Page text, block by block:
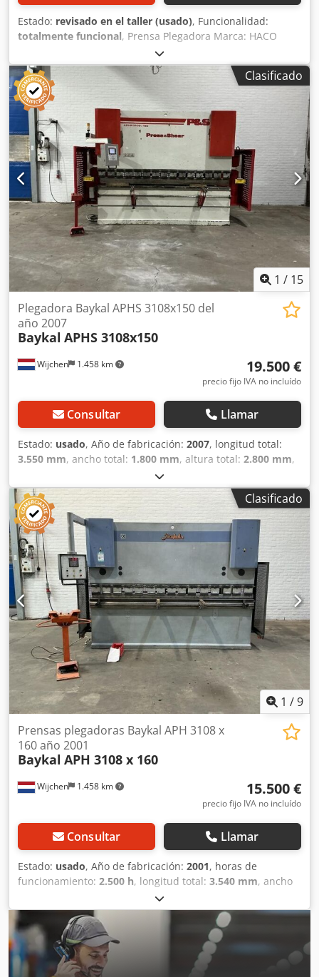
Estado: revisado en el taller (usado), Funcionalidad:
totalmente funcional, Prensa Plegadora Marca: HACO
Capacidad: 3000 x 135T Distancia entre montantes: 2600
mm Profundidad de garganta: 250 mm Dedpfx Akeyapdqe
Dewa Carrera del carro: 120 mm Apertura: 325 mm
Velocidad de descenso: 10 mm/s Velocidad de trabajo: 10
mm/s Velocidad de retorno: 60 mm/s Altura de la mesa:
915 mm Potencia del grupo hidráulico: 10 CV Sin foso Con
utillaje AMADA PROMECAM Tope trasero con visualización
Peso: 8T Equipada con utillaje nuevo
Clasificado
1 / 15
Wijchen 1.458 km
Plegadora Baykal APHS 3108x150 del
año 2007
Baykal APHS 3108x150
19.500 €
precio fijo IVA no incluído
Consultar Llamar
Estado: usado, Año de fabricación: 2007, longitud total:
3.550 mm, ancho total: 1.800 mm, altura total: 2.800 mm,
Color: Gris Peso: 10.000 kg - Año de fabricación: 2007 -
Documentación disponible: Sí - Marcado CE presente: Sí -
Certificado CE presente: Sí - Número de serie: 11520 -
Control: CNC - Marca del sistema de control: Baykal - Tipo
de sistema de control: EC4-CNC - Potencia [kW]: 11,0 -
Número de ejes [ud.]: 3: Y1+Y2+X - Fuerza de prensado
[ton]: 150 - Máx. Ancho de trabajo [mm]: 3100 - Distancia
entre montantes [mm]: 2550 - Máx. carrera [mm]: 260 -
Sistema de bombeo: controlado por CNC - Soporte del
punzón: cambio rápido - Tipo de portaherramientas: estilo
europeo - Dimensiones de transporte: 3550 mm x 1800
mm x 2800 mm (l x an x al) - Peso para transporte [kg]:
10000 kg - Paquetes de transporte [ud.]: 1 Información
financiera IVA: El precio indicado es neto más IVA Dedpfx
Aszrxftok Dswa IVA/régimen diferencial: IVA deducible para
empresarios Entrega y recompra posibles en todo
momento para cualquier equipo del sector industrial
Lukas van Rossum
Clasificado
1 /9
Wijchen 1.458 km
Prensas plegadoras Baykal APH 3108 x
160 año 2001
Baykal APH 3108 x 160
15.500 €
precio fijo IVA no incluído
Consultar Llamar
Estado: usado, Año de fabricación: 2001, horas de
funcionamiento: 2.500 h, longitud total: 3.540 mm, ancho
, altura total:2.330 mm
8.230 kg - Año de fabricación: 2001 - Documentación
disponible: Sí - Marcado CE presente: Sí - Certificado CE
disponible: No - Número de serie: 5356 - Horas de
funcionamiento: 2.500 - Control: Convencional - Potencia
[kW]: 11,0 - Número de ejes [uds.]: 3: Y1+Y2+X Dwjdpsy